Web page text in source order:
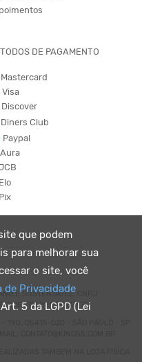
que podem
para melhorar sua
o site, você
de Privacidade
5 da LGPD (Lei
DE PAGAMENTO
Mastercard
Visa
Discover
Diners Club
Paypal
Aura
Elo
Pix
E SUSTENTÁVEL. CNPJ:
RESERVADOS.
- 190, 05415-020 - SÃO PAULO - SP